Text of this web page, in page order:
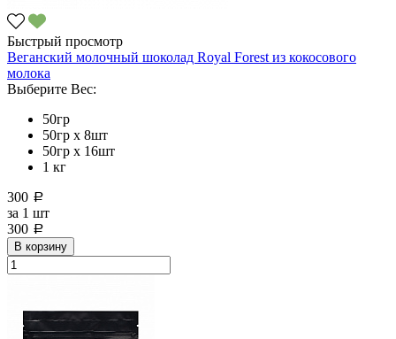
Быстрый просмотр
Веганский молочный шоколад Royal Forest из кокосового
молока
Выберите Вес:
50гр
50гр х 8шт
50гр х 16шт
1 кг
300 a
за 1 шт
300 a
В корзину